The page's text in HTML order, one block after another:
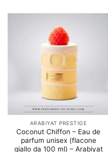
ARABIYAT PRESTIGE
Coconut Chiffon – Eau de
parfum unisex (flacone
giallo da 100 ml) – Arabiyat